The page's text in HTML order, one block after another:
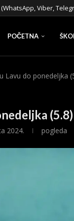
(WhatsApp, Viber,
POČETNA
Lavu do ponedeljka
2024. pogleda